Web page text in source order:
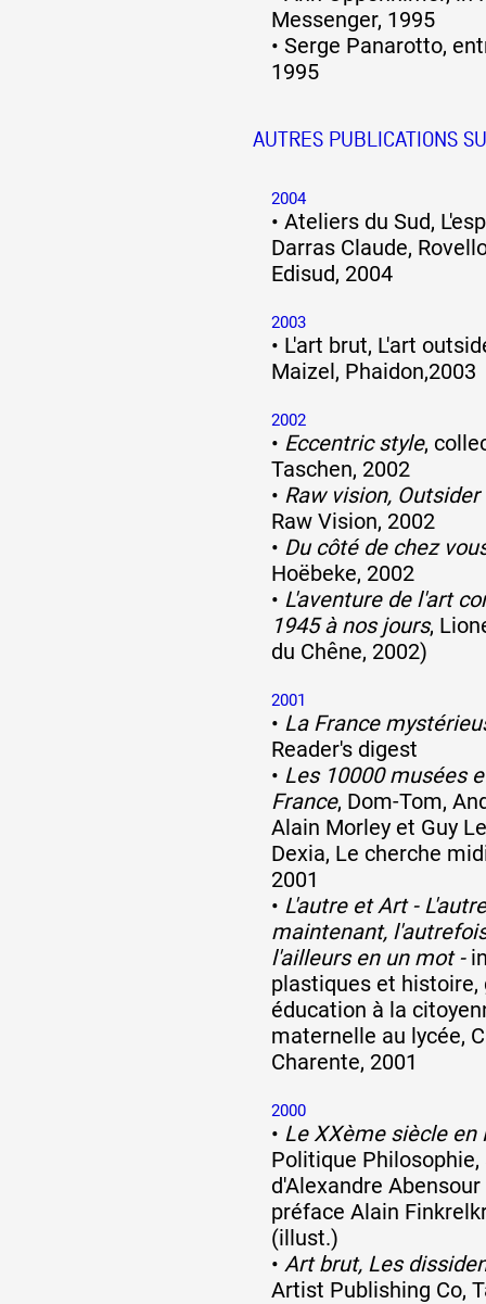
Messenger, 1995
• Serge Panarotto,
1995
AUTRES PUBLICATIONS
2004
• Ateliers du Sud,
Darras Claude,
Edisud, 2004
2003
• L'art brut, L'art
Maizel, Phaidon,2003
2002
• Eccentric style,
Taschen, 2002
• Raw vision,
Raw Vision, 2002
• Du côté de chez
Hoëbeke, 2002
• L'aventure de l'art
1945 à nos jours,
du Chêne, 2002)
2001
• La France
Reader's digest
• Les 10000 musées
France, Dom-Tom,
Alain Morley et Guy
Dexia, Le cherche
2001
• L'autre et Art -
maintenant,
l'ailleurs en un mot -
plastiques et histoire,
éducation à la
maternelle au lycée,
Charente, 2001
2000
• Le XXème siècle en
Politique
d'Alexandre
préface Alain
(illust.)
• Art brut, Les
Artist Publishing Co,